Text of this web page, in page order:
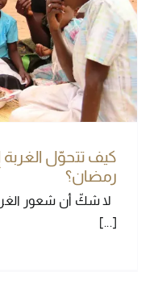
كيف تتحوّل
رمضان؟
لا شكّ أن شعور
[...]